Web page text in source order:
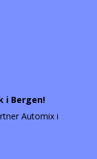
i Bergen!
Automix i